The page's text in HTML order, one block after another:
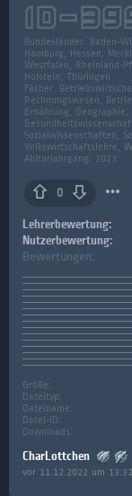
Lehrerbewertung:
Nutzerbewertung:
Bewertungen:
Größe:
Dateityp:
Dateiname:
Datei-ID:
Downloads:
CharLottchen
vor 11.12.2022 um
ID-
Bundesländer: Baden-
Hamburg, Hessen,
Westfalen, Rheinland-
Holstein, Thüringen
Fächer:
Rechnungswesen,
Ernährung,
Sozialwissenschaften,
Volkswirtschaftslehre,
Abiturjahrgang: 2023
0